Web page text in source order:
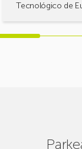
Tecnológico de